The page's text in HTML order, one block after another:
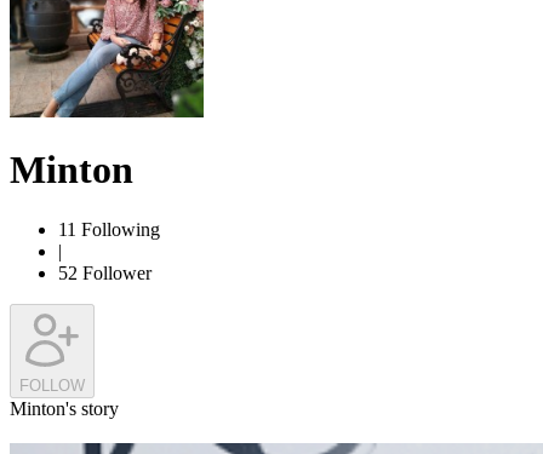
Minton
11 Following
|
52 Follower
FOLLOW
Minton's story